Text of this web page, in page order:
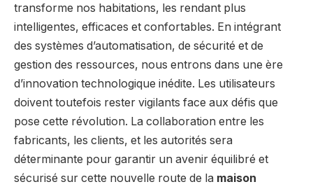
transforme nos habitations, les rendant plus
intelligentes, efficaces et confortables. En intégrant
des systèmes d’automatisation, de sécurité et de
gestion des ressources, nous entrons dans une ère
d’innovation technologique inédite. Les utilisateurs
doivent toutefois rester vigilants face aux défis que
pose cette révolution. La collaboration entre les
fabricants, les clients, et les autorités sera
déterminante pour garantir un avenir équilibré et
sécurisé sur cette nouvelle route de la maison